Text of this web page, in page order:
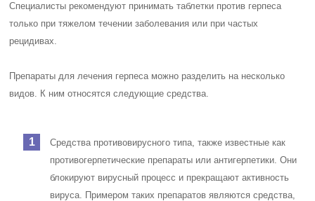
Специалисты рекомендуют принимать таблетки против герпеса
только при тяжелом течении заболевания или при частых
рецидивах.
Препараты для лечения герпеса можно разделить на несколько
видов. К ним относятся следующие средства.
Средства противовирусного типа, также известные как
противогерпетические препараты или антигерпетики. Они
блокируют вирусный процесс и прекращают активность
вируса. Примером таких препаратов являются средства,